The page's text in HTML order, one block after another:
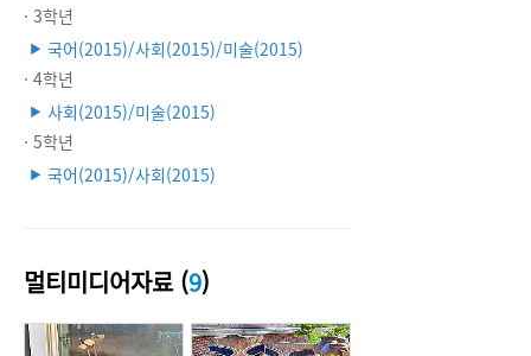
· 3학년
▶ 국어(2015)/사회(2015)/미술(2015)
· 4학년
▶ 사회(2015)/미술(2015)
· 5학년
▶ 국어(2015)/사회(2015)
멀티미디어자료 (9)